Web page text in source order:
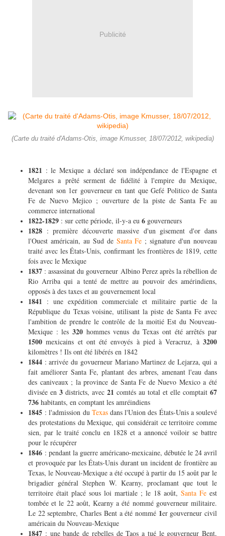
Publicité
(Carte du traité d'Adams-Otis, image Kmusser, 18/07/2012, wikipedia)
1821 : le Mexique a déclaré son indépendance de l'Espagne et
Melgares a prêté serment de fidélité à l'empire du Mexique,
devenant son 1er gouverneur en tant que Gefé Politico de Santa
Fe de Nuevo Mejico ; ouverture de la piste de Santa Fe au
commerce international
1822-1829 : sur cette période, il-y-a eu 6 gouverneurs
1828 : première découverte massive d'un gisement d'or dans
l'Ouest américain, au Sud de Santa Fe ; signature d'un nouveau
traité avec les États-Unis, confirmant les frontières de 1819, cette
fois avec le Mexique
1837 : assassinat du gouverneur Albino Perez après la rébellion de
Rio Arriba qui a tenté de mettre au pouvoir des amérindiens,
opposés à des taxes et au gouvernement local
1841 : une expédition commerciale et militaire partie de la
République du Texas voisine, utilisant la piste de Santa Fe avec
l'ambition de prendre le contrôle de la moitié Est du Nouveau-
Mexique : les 320 hommes venus du Texas ont été arrêtés par
1500mexicains et ont été envoyés à pied à Veracruz, à3200
kilomètres ! Ils ont été libérés en 1842
1844 : arrivée du govuerneur Mariano Martinez de Lejarza, qui a
fait améliorer Santa Fe, plantant des arbres, amenant l'eau dans
des caniveaux ; la province de Santa Fe de Nuevo Mexico a été
divisée en 3 districts, avec 21 comtés au total et elle comptait 67
736 habitants, en comptant les amréindiens
1845 : l'admission du Texasdans l'Union des États-Unis a soulevé
des protestations du Mexique, qui considérait ce territoire comme
sien, par le traité conclu en 1828 et a annoncé voiloir se battre
pour le récupérer
1846 : pendant la guerre américano-mexicaine, débutée le 24 avril
et provoquée par les États-Unis durant un incident de frontière au
Texas, le Nouveau-Mexique a été occupé à partir du 15 août par le
brigadier général Stephen W. Kearny, proclamant que tout le
territoire était placé sous loi martiale ; le 18 août, Santa Fe est
tombée et le 22 août, Kearny a été nommé gouverneur militaire.
Le 22 septembre, Charles Bent a été nommé 1er gouverneur civil
américain du Nouveau-Mexique
1847 : une bande de rebelles de Taos a tué le gouverneur Bent,